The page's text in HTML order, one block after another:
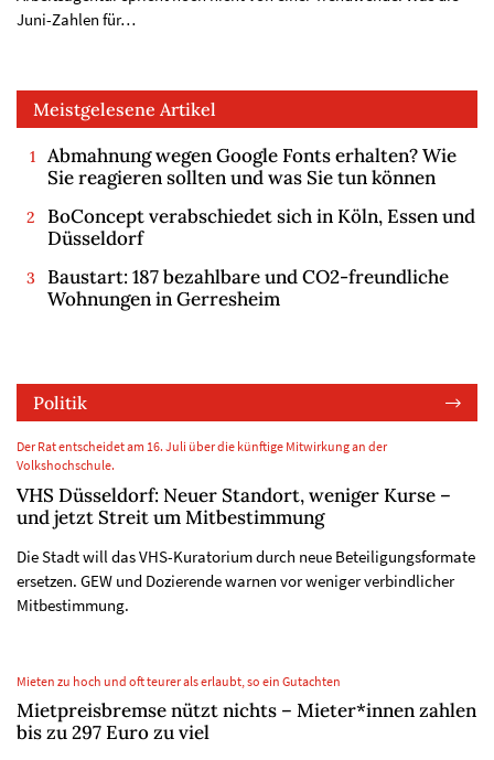
Juni-Zahlen für…
Meistgelesene Artikel
Abmahnung wegen Google Fonts erhalten? Wie
Sie reagieren sollten und was Sie tun können
BoConcept verabschiedet sich in Köln, Essen und
Düsseldorf
Baustart: 187 bezahlbare und CO2-freundliche
Wohnungen in Gerresheim
Politik
Der Rat entscheidet am 16. Juli über die künftige Mitwirkung an der
Volkshochschule.
VHS Düsseldorf: Neuer Standort, weniger Kurse –
und jetzt Streit um Mitbestimmung
Die Stadt will das VHS-Kuratorium durch neue Beteiligungsformate
ersetzen. GEW und Dozierende warnen vor weniger verbindlicher
Mitbestimmung.
Mieten zu hoch und oft teurer als erlaubt, so ein Gutachten
Mietpreisbremse nützt nichts – Mieter*innen zahlen
bis zu 297 Euro zu viel